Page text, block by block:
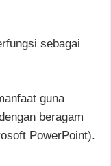
sebagai
guna
beragam
PowerPoint).